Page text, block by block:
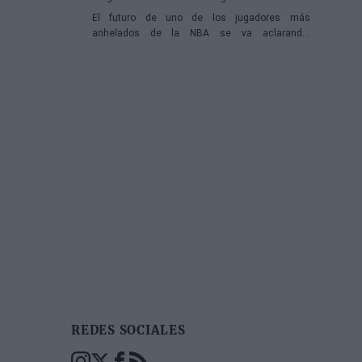
El futuro de uno de los jugadores más
anhelados de la NBA se va aclarando,
REDES SOCIALES